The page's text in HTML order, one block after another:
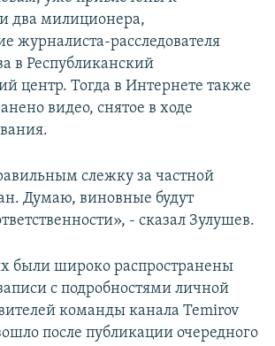
два милиционера,
журналиста-расследователя
в Республиканский
центр. Тогда в Интернете также
видео, снятое в ходе
слежку за частной
Думаю, виновные будут
- сказал Зулушев.
были широко распространены
с подробностями личной
команды канала Temirov
после публикации очередного